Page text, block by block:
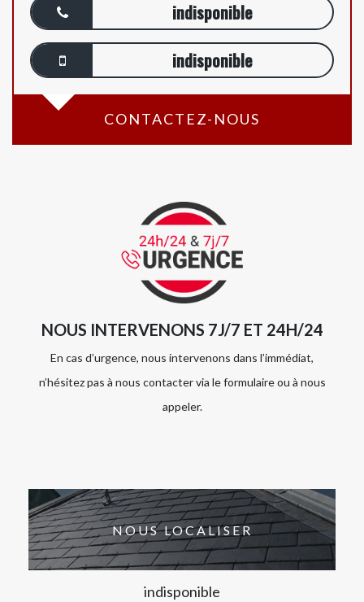
indisponible
indisponible
CONTACTEZ-NOUS
NOUS INTERVENONS 7J/7 ET 24H/24
En cas d’urgence, nous intervenons dans l’immédiat,
n’hésitez pas à nous contacter via le formulaire ou à nous
appeler.
NOUS LOCALISER
indisponible